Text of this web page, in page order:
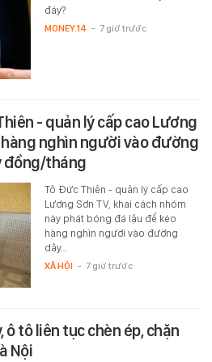
đáy?
MONEY.14 - 7 giờ trước
- quản lý cấp cao Lương
hàng nghìn người vào đường
đồng/tháng
Tô Đức Thiên - quản lý cấp cao
Lương Sơn TV, khai cách nhóm
này phát bóng đá lậu để kéo
hàng nghìn người vào đường
dây…
XÃ HỘI - 7 giờ trước
ô tô liên tục chèn ép, chặn
Nội